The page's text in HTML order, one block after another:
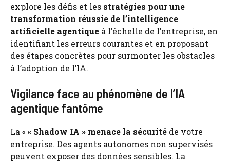
explore les défis et les stratégies pour une
transformation réussie de l’intelligence
artificielle agentique à l’échelle de l’entreprise, en
identifiant les erreurs courantes et en proposant
des étapes concrètes pour surmonter les obstacles
à l’adoption de l’IA.
Vigilance face au phénomène de l’IA
agentique fantôme
La «« Shadow IA » menace la sécurité de votre
entreprise. Des agents autonomes non supervisés
peuvent exposer des données sensibles. La